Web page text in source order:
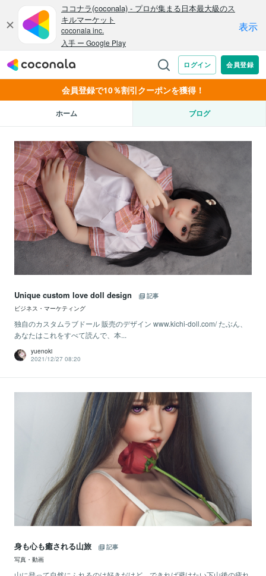
会員登録で10％割引クーポンを獲得！
ホーム ブログ
Unique custom love doll design
記事
ビジネス・マーケティング
独自のカスタムラブドール 販売のデザイン www.kichi-doll.com/ たぶん、
あなたはこれをすべて読んで、本...
yuenoki
2021/12/27 08:20
身も心も癒される山旅
記事
写真・動画